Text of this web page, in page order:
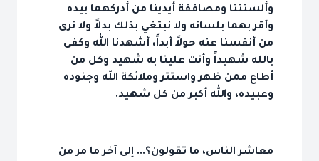
وألسنتنا ومصافقة أيدينا من أدركهما بيده
وأقر بهما بلسانه ولا نبتغي بذلك بدلاً ولا نرى
من أنفسنا عنه حولاً أبداً، أشهدنا الله وكفى
بالله شهيداً وأنت علينا به شهيد وكل من
أطاع ممن ظهر واستتر وملائكة الله وجنوده
وعبيده، والله أكبر من كل شهيد.
معاشر الناس، ما تقولون؟... إلى آخر ما مر من